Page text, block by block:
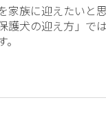
家族に迎えたいと
保護犬の迎え方」で
。